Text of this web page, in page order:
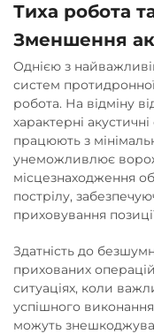
Тиха робота
Зменшення
Однією з
систем
робота. На відміну
характерні
працюють з
унеможливлює
місцезнаходження
пострілу,
приховування
Здатність до
прихованих
ситуаціях, коли
успішного виконання
можуть